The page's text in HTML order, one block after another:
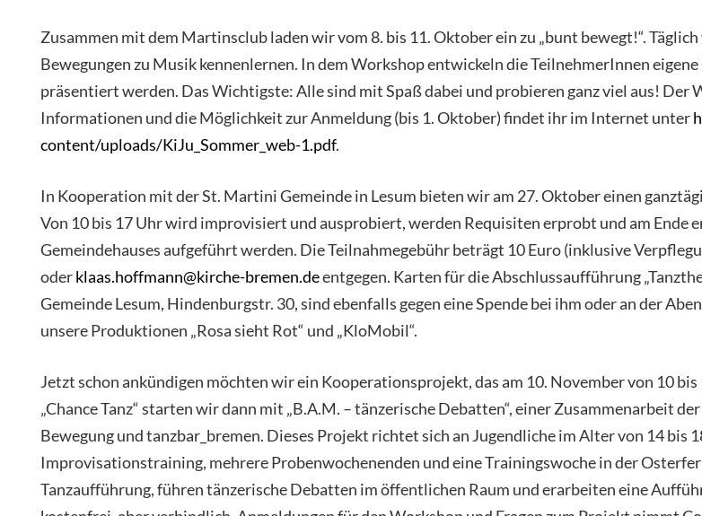
Zusammen mit dem Martinsclub laden wir vom 8. bis 11. Oktober ein zu „bunt bewegt!“.
Bewegungen zu Musik kennenlernen. In dem Workshop entwickeln die TeilnehmerInnen
präsentiert werden. Das Wichtigste: Alle sind mit Spaß dabei und probieren ganz viel aus!
Informationen und die Möglichkeit zur Anmeldung (bis 1. Oktober) findet ihr im Internet unter
content/uploads/KiJu_Sommer_web-1.pdf.
In Kooperation mit der St. Martini Gemeinde in Lesum bieten wir am 27. Oktober einen
Von 10 bis 17 Uhr wird improvisiert und ausprobiert, werden Requisiten erprobt und am Ende
Gemeindehauses aufgeführt werden. Die Teilnahmegebühr beträgt 10 Euro (inklusive
oderklaas.hoffmann@kirche-bremen.deentgegen. Karten für die Abschlussaufführung
Gemeinde Lesum, Hindenburgstr. 30, sind ebenfalls gegen eine Spende bei ihm oder an der
unsere Produktionen „Rosa sieht Rot“ und „KloMobil“.
Jetzt schon ankündigen möchten wir ein Kooperationsprojekt, das am 10. November von 10
„Chance Tanz“ starten wir dann mit „B.A.M. – tänzerische Debatten“, einer Zusammenarbeit
Bewegung und tanzbar_bremen. Dieses Projekt richtet sich an Jugendliche im Alter von 14 bis
Improvisationstraining, mehrere Probenwochenenden und eine Trainingswoche in der
Tanzaufführung, führen tänzerische Debatten im öffentlichen Raum und erarbeiten eine